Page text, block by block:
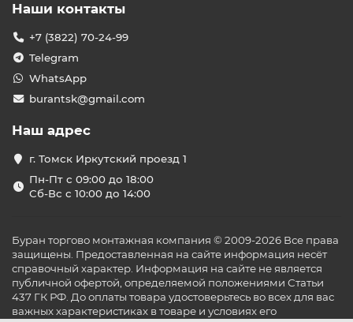
неотапливаемых или промышленных
помещениях большой площади.
Автономность и выгода
электропитания (только ~80 Вт на автоматику),
работая на доступном топливе; одной заправки
хватает на долгие часы обогрева, что выгодно при
Минимум шума и запаха
работают тихо, не создавая сильного шума и не
отвлекая от работы или отдыха.
имеют прочный корпус, систему контроля
пламени и защиты от перегрева – всё это
гарантирует безопасную эксплуатацию в любых
условиях.
Выберите дизельный инфракрасный обогреватель в
нашем ассортименте – он станет незаменимым
Наши контакты
+7 (3822) 70-24-99
Telegram
WhatsApp
burantsk@gmail.com
Наш адрес
г. Томск Иркутский проезд 1
Пн-Пт с 09:00 до 18:00
Сб-Вс с 10:00 до 14:00
Буран торгово монтажная компания © 2009-2026 Все права
защищены. Предоставленная на сайте информация несёт
справочный характер. Информация на сайте не является
публичной офертой, определяемой положениями Статьи
437 ГК РФ. До оплаты товара удостоверьтесь во всех для вас
важных характеристиках в товаре и условиях его